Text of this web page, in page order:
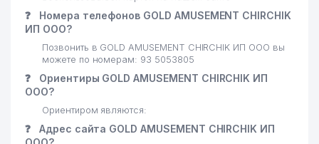
❓
Номера телефонов GOLD AMUSEMENT CHIRCHIK
ИП ООО?
Позвонить в GOLD AMUSEMENT CHIRCHIK ИП ООО вы
можете по номерам: 93 5053805
❓
Ориентиры GOLD AMUSEMENT CHIRCHIK ИП
ООО?
Ориентиром являются:
❓
Адрес сайта GOLD AMUSEMENT CHIRCHIK ИП